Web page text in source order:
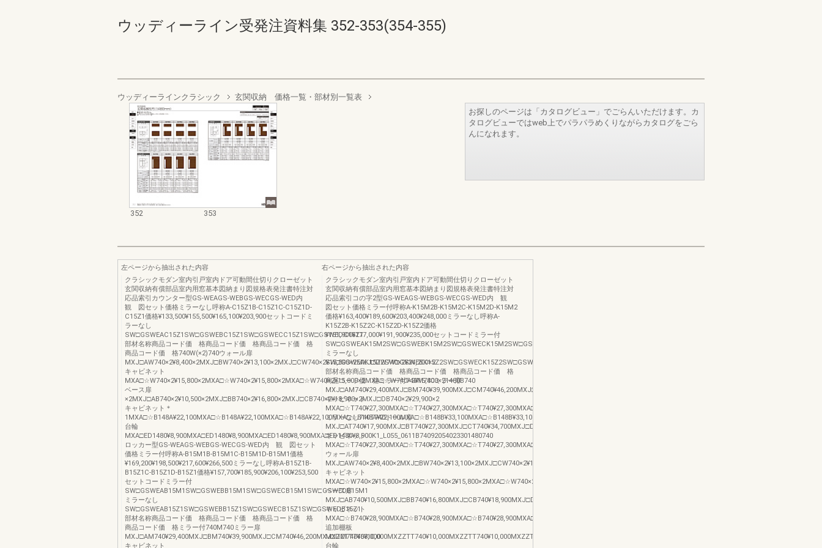
ウッディーライン受発注資料集 352-353(354-355)
ウッディーラインクラシック 玄関収納 価格一覧・部材別一覧表
352 353
お探しのページは「カタログビュー」でごらんいただけます。カ
タログビューではweb上でパラパラめくりながらカタログをごら
んになれます。
左ページから抽出された内容
クラシックモダン室内引戸室内ドア可動間仕切りクローゼット
玄関収納有償部品室内用窓基本図納まり図規格表発注書特注対
応品索引カウンター型GS-WEAGS-WEBGS-WECGS-WED内
観 図セット価格ミラーなし呼称A-C15Z1B-C15Z1C-C15Z1D-
C15Z1価格¥133,500¥155,500¥165,100¥203,900セットコードミ
ラーなし
SW□GSWEAC15Z1SW□GSWEBC15Z1SW□GSWECC15Z1SW□GSWEDC15Z1
部材名称商品コード価 格商品コード価 格商品コード価 格
商品コード価 格740W(×2)740ウォール扉
MXJ□AW740×2¥8,400×2MXJ□BW740×2¥13,100×2MXJ□CW740×2¥15,800×2MXJ□DW740×2¥24,200×2
キャビネット
MXA□☆W740×2¥15,800×2MXA□☆W740×2¥15,800×2MXA□☆W740×2¥15,800×2MXA□☆W740×2¥15,800×21480B740
ベース扉
×2MXJ□AB740×2¥10,500×2MXJ□BB740×2¥16,800×2MXJ□CB740×2¥18,900×2MXJ□DB740×2¥29,900×2
キャビネット＊
1MXA□☆B148A¥22,100MXA□☆B148A¥22,100MXA□☆B148A¥22,100MXA□☆B148A¥22,100MXA□☆B148B¥33,100MXA□☆B148B¥33,100MXA□☆B148B¥33,100MXA□☆B148B¥33,1001480D1480
台輪
MXA□ED1480¥8,900MXA□ED1480¥8,900MXA□ED1480¥8,900MXA□ED1480¥8,900K1_L055_0611B74092054023301480740
ロッカー型GS-WEAGS-WEBGS-WECGS-WED内 観 図セット
価格ミラー付呼称A-B15M1B-B15M1C-B15M1D-B15M1価格
¥169,200¥198,500¥217,600¥266,500ミラーなし呼称A-B15Z1B-
B15Z1C-B15Z1D-B15Z1価格¥157,700¥185,900¥206,100¥253,500
セットコードミラー付
SW□GSWEAB15M1SW□GSWEBB15M1SW□GSWECB15M1SW□GSWEDB15M1
ミラーなし
SW□GSWEAB15Z1SW□GSWEBB15Z1SW□GSWECB15Z1SW□GSWEDB15Z1
部材名称商品コード価 格商品コード価 格商品コード価 格
商品コード価 格ミラー付740M740ミラー扉
MXJ□AM740¥29,400MXJ□BM740¥39,900MXJ□CM740¥46,200MXJ□DM740¥63,000
キャビネット
右ページから抽出された内容
クラシックモダン室内引戸室内ドア可動間仕切りクローゼット
玄関収納有償部品室内用窓基本図納まり図規格表発注書特注対
応品索引コの字2型GS-WEAGS-WEBGS-WECGS-WED内 観
図セット価格ミラー付呼称A-K15M2B-K15M2C-K15M2D-K15M2
価格¥163,400¥189,600¥203,400¥248,000ミラーなし呼称A-
K15Z2B-K15Z2C-K15Z2D-K15Z2価格
¥151,900¥177,000¥191,900¥235,000セットコードミラー付
SW□GSWEAK15M2SW□GSWEBK15M2SW□GSWECK15M2SW□GSWEDK15M2
ミラーなし
SW□GSWEAK15Z2SW□GSWEBK15Z2SW□GSWECK15Z2SW□GSWEDK15Z2
部材名称商品コード価 格商品コード価 格商品コード価 格
商品コード価 格ミラー付740M740ミラー扉
MXJ□AM740¥29,400MXJ□BM740¥39,900MXJ□CM740¥46,200MXJ□DM740¥63,000
キャビネット
MXA□☆T740¥27,300MXA□☆T740¥27,300MXA□☆T740¥27,300MXA□☆T740¥27,300
ミラーなし740T740トール扉
MXJ□AT740¥17,900MXJ□BT740¥27,300MXJ□CT740¥34,700MXJ□DT740¥50,000
キャビネット
MXA□☆T740¥27,300MXA□☆T740¥27,300MXA□☆T740¥27,300MXA□☆T740¥27,300740W(×2)740
ウォール扉
MXJ□AW740×2¥8,400×2MXJ□BW740×2¥13,100×2MXJ□CW740×2¥15,800×2MXJ□DW740×2¥24,200×2
キャビネット
MXA□☆W740×2¥15,800×2MXA□☆W740×2¥15,800×2MXA□☆W740×2¥15,800×2MXA□☆W740×2¥15,800×2740B740
ベース扉
MXJ□AB740¥10,500MXJ□BB740¥16,800MXJ□CB740¥18,900MXJ□DB740¥29,900
キャビネット
MXA□☆B740¥28,900MXA□☆B740¥28,900MXA□☆B740¥28,900MXA□☆B740¥28,900740TT740
追加棚板
MXZZTT740¥10,000MXZZTT740¥10,000MXZZTT740¥10,000MXZZTT740¥10,0001480D1480
台輪